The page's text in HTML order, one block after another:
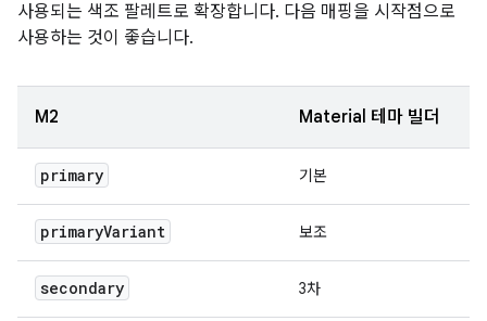
사용되는 색조 팔레트로 확장합니다. 다음 매핑을 시작점으로
사용하는 것이 좋습니다.
M2 Material 테마 빌더
primary 기본
primaryVariant 보조
secondary 3차